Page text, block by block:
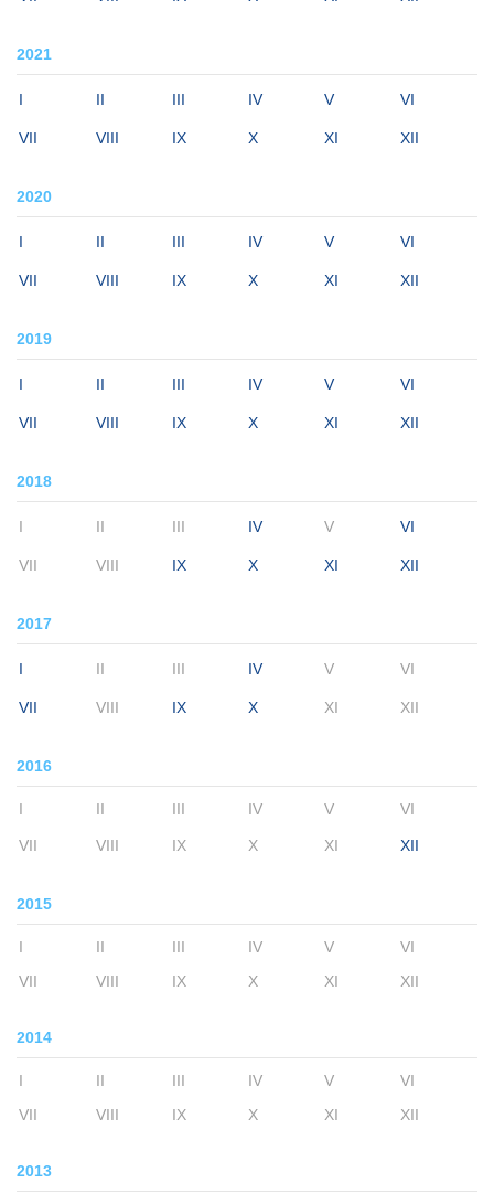
2021
I II III IV V VI
VII VIII IX X XI XII
2020
I II III IV V VI
VII VIII IX X XI XII
2019
I II III IV V VI
VII VIII IX X XI XII
2018
I II III IV V VI
VII VIII IX X XI XII
2017
I II III IV V VI
VII VIII IX X XI XII
2016
I II III IV V VI
VII VIII IX X XI XII
2015
I II III IV V
VI
VII
VIII IX X XI XII
2014
I II III IV V
VI
VII
VIII IX X XI XII
2013